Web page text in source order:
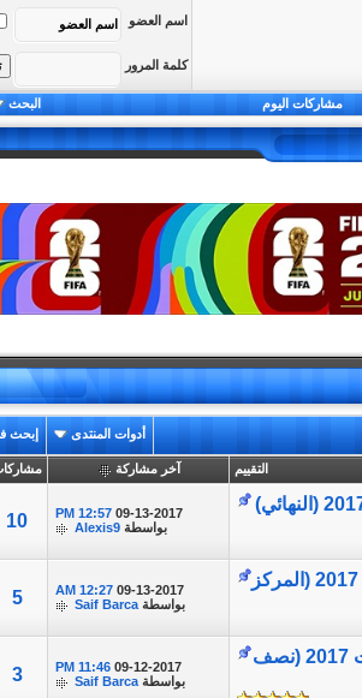
اسم العضو
كلمة المرور
مشاركات اليوم البحث
أدوات المنتدى إبحث
التقييم آخر مشاركة
09-13-2017
12:57 PM
بواسطة Alexis9
10
تغطية مباراة || Mexico vs Portugal || كأس القارات 2017 (المركز 09-13-2017
12:27 AM
بواسطة Saif Barca
5
تغطية مباراة || Germany VS Mexico || كأس القارات 2017 (نصف 09-12-2017
11:46 PM
بواسطة Saif Barca
3